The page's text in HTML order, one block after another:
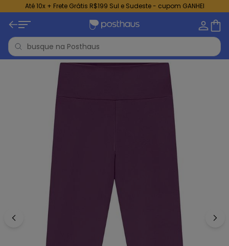
Até 10x + Frete Grátis R$199 Sul e Sudeste - cupom GANHEI